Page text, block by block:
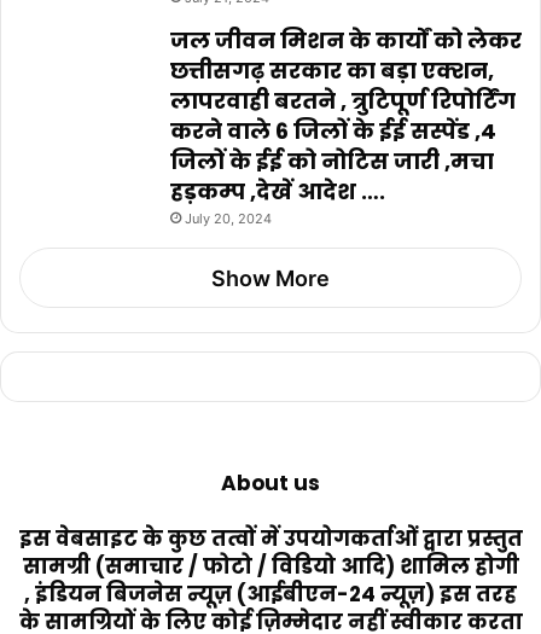
जल जीवन मिशन के कार्यों को लेकर
छत्तीसगढ़ सरकार का बड़ा एक्शन,
लापरवाही बरतने , त्रुटिपूर्ण रिपोर्टिंग
करने वाले 6 जिलों के ईई सस्पेंड ,4
जिलों के ईई को नोटिस जारी ,मचा
हड़कम्प ,देखें आदेश ….
July 20, 2024
Show More
About us
इस वेबसाइट के कुछ तत्वों में उपयोगकर्ताओं द्वारा प्रस्तुत
सामग्री (समाचार / फोटो / विडियो आदि) शामिल होगी
, इंडियन बिजनेस न्यूज़ (आईबीएन-24 न्यूज़) इस तरह
के सामग्रियों के लिए कोई ज़िम्मेदार नहीं स्वीकार करता